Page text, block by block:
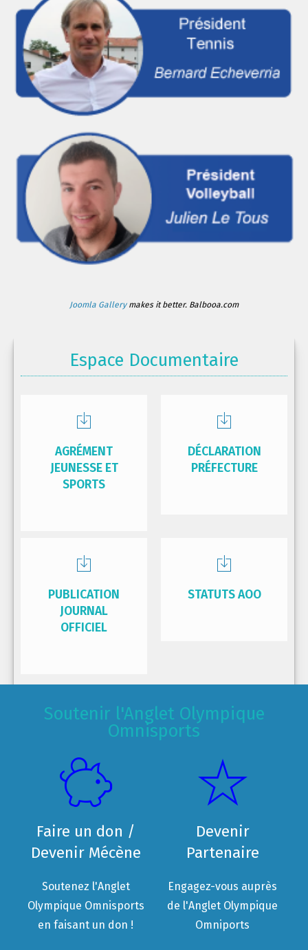
Joomla Gallerymakes it better. Balbooa.com
Espace Documentaire
AGRÉMENT
JEUNESSE ET
SPORTS
DÉCLARATION
PRÉFECTURE
PUBLICATION
JOURNAL
OFFICIEL
STATUTS AOO
Soutenir l'Anglet Olympique
Omnisports
Faire un don /
Devenir Mécène
Soutenez l'Anglet
Olympique Omnisports
en faisant un don !
Devenir
Partenaire
Engagez-vous auprès
de l'Anglet Olympique
Omniports